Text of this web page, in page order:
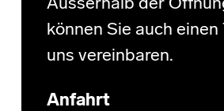
Ausserhalb der
können Sie auch
uns vereinbaren.
Anfahrt